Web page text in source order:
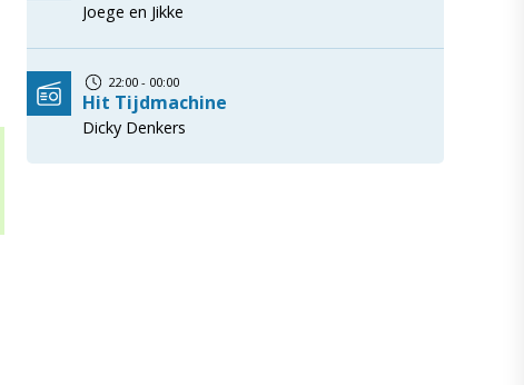
Joege en Jikke
22:00 - 00:00
Hit Tijdmachine
Dicky Denkers